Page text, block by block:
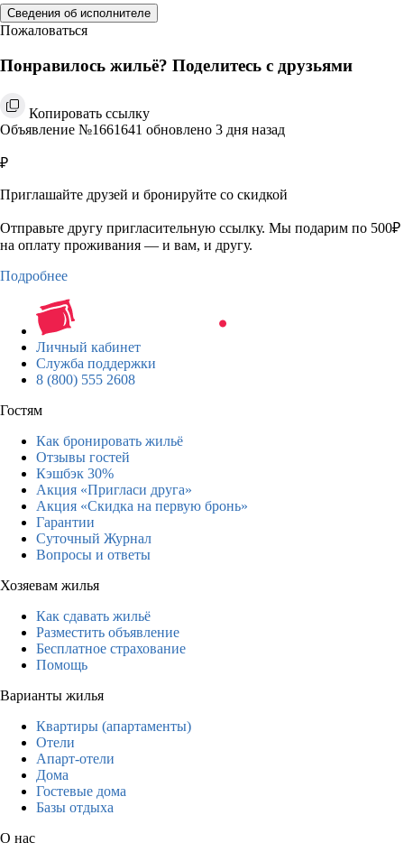
Сведения об исполнителе
Пожаловаться
Понравилось жильё? Поделитесь с друзьями
Копировать ссылку
Объявление №1661641 обновлено 3 дня назад
₽
Приглашайте друзей и бронируйте со скидкой
Отправьте другу пригласительную ссылку. Мы подарим по 500₽
на оплату проживания — и вам, и другу.
Подробнее
Личный кабинет
Служба поддержки
8 (800) 555 2608
Гостям
Как бронировать жильё
Отзывы гостей
Кэшбэк 30%
Акция «Пригласи друга»
Акция «Скидка на первую бронь»
Гарантии
Суточный Журнал
Вопросы и ответы
Хозяевам жилья
Как сдавать жильё
Разместить объявление
Бесплатное страхование
Помощь
Варианты жилья
Квартиры (апартаменты)
Отели
Апарт-отели
Дома
Гостевые дома
Базы отдыха
О нас